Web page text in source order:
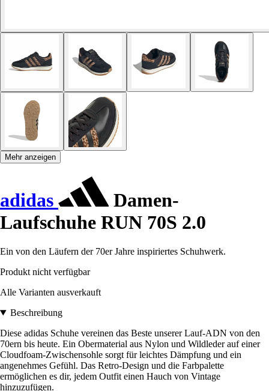
Mehr anzeigen
adidas
Damen-
Laufschuhe RUN 70S 2.0
Ein von den Läufern der 70er Jahre inspiriertes Schuhwerk.
Produkt nicht verfügbar
Alle Varianten ausverkauft
Beschreibung
Diese adidas Schuhe vereinen das Beste unserer Lauf-ADN von den
70ern bis heute. Ein Obermaterial aus Nylon und Wildleder auf einer
Cloudfoam-Zwischensohle sorgt für leichtes Dämpfung und ein
angenehmes Gefühl. Das Retro-Design und die Farbpalette
ermöglichen es dir, jedem Outfit einen Hauch von Vintage
hinzuzufügen.